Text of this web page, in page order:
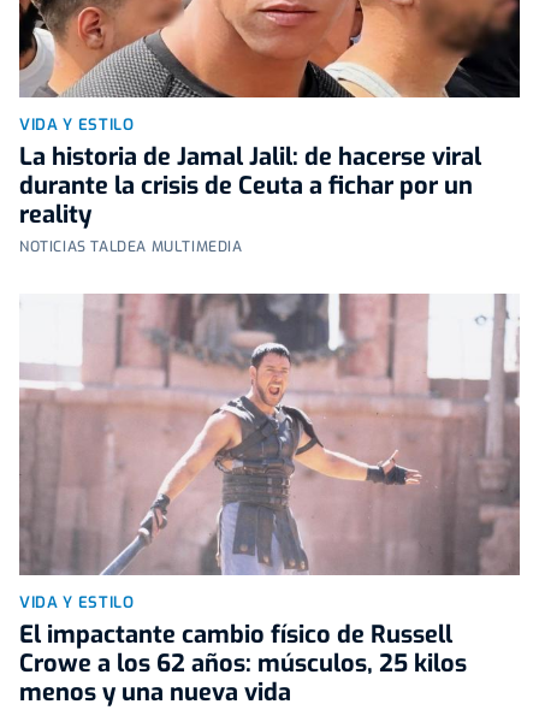
VIDA Y ESTILO
La historia de Jamal Jalil: de hacerse viral
durante la crisis de Ceuta a fichar por un
reality
NOTICIAS TALDEA MULTIMEDIA
VIDA Y ESTILO
El impactante cambio físico de Russell
Crowe a los 62 años: músculos, 25 kilos
menos y una nueva vida